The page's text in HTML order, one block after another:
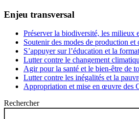
Enjeu transversal
Préserver la biodiversité, les milieux
Soutenir des modes de production
S’appuyer sur l’éducation et la
Lutter contre le changement
Agir pour la santé et le bien-être de
Lutter contre les inégalités et la
Appropriation et mise en œuvre des
Rechercher